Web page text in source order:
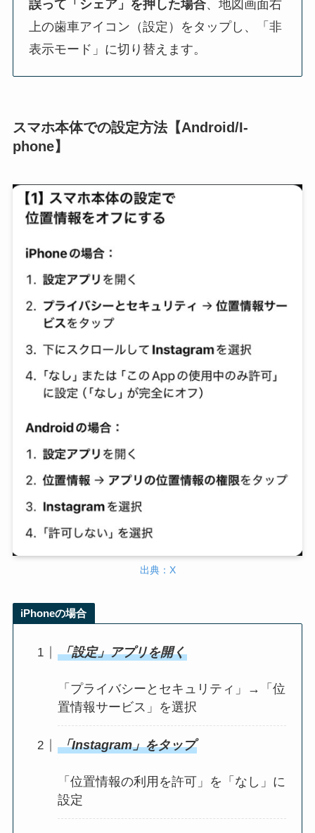
誤って「シェア」を押した場合、地図画面右
上の歯車アイコン（設定）をタップし、「非
表示モード」に切り替えます。
スマホ本体での設定方法【Android/I-
phone】
出典：X
iPhoneの場合
「設定」アプリを開く
「プライバシーとセキュリティ」→「位
置情報サービス」を選択
「Instagram」をタップ
「位置情報の利用を許可」を「なし」に
設定